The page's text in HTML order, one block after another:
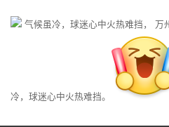
气候虽冷，球迷心中火热难挡， 万
冷，球迷心中火热难挡。